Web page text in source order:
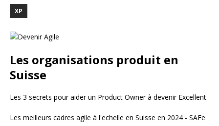
XP
Les organisations produit en
Suisse
Les 3 secrets pour aider un Product Owner à devenir Excellent
Les meilleurs cadres agile à l'echelle en Suisse en 2024 - SAFe